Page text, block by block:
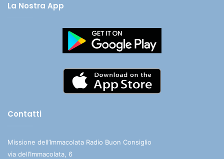
La Nostra App
Contatti
Missione dell’Immacolata Radio Buon Consiglio
via dell’Immacolata, 6